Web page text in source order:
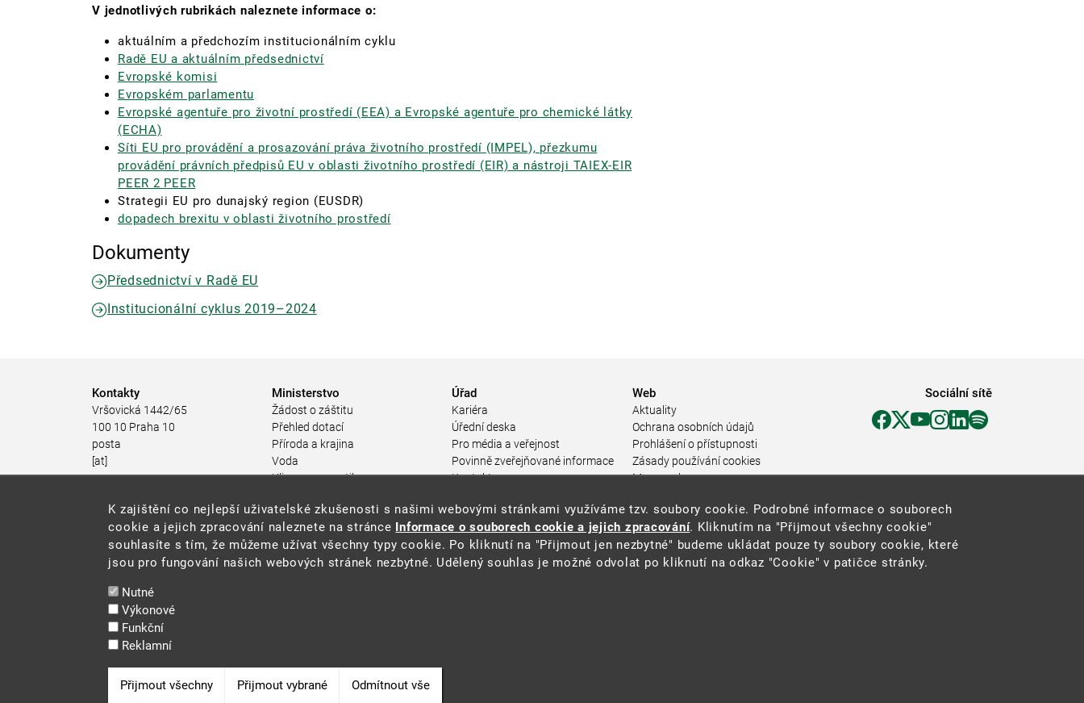
V jednotlivých rubrikách naleznete informace o:
aktuálním a předchozím institucionálním cyklu
Radě EU a aktuálním předsednictví
Evropské komisi
Evropském parlamentu
Evropské agentuře pro životní prostředí (EEA) a Evropské agentuře pro chemické látky
(ECHA)
Síti EU pro provádění a prosazování práva životního prostředí (IMPEL), přezkumu
provádění právních předpisů EU v oblasti životního prostředí (EIR) a nástroji TAIEX-EIR
PEER 2 PEER
Strategii EU pro dunajský region (EUSDR)
dopadech brexitu v oblasti životního prostředí
Dokumenty
Předsednictví v Radě EU
Institucionální cyklus 2019–2024
Kontakty
Vršovická 1442/65
100 10 Praha 10
posta
[at]
mzp.gov.cz
+420 267 121 111
Ministerstvo
Žádost o záštitu
Přehled dotací
Příroda a krajina
Voda
Klima a energetika
Odpadové hospodářství
Rizika pro životní prostředí
Stav životního prostředí
Environmentální nástroje
Úřad
Kariéra
Úřední deska
Pro média a veřejnost
Povinně zveřejňované informace
Kontakty
(PDF, 204 kB)
Web
Aktuality
Ochrana osobních údajů
Prohlášení o přístupnosti
Zásady používání cookies
Mapa webu
Sociální sítě
K zajištění co nejlepší uživatelské zkušenosti s našimi webovými stránkami využíváme tzv. soubory cookie. Podrobné informace o souborech
cookie a jejich zpracování naleznete na stránce Informace o souborech cookie a jejich zpracování. Kliknutím na "Přijmout všechny cookie"
souhlasíte s tím, že můžeme užívat všechny typy cookie. Po kliknutí na "Přijmout jen nezbytné" budeme ukládat pouze ty soubory cookie, které
jsou pro fungování našich webových stránek nezbytné. Udělený souhlas je možné odvolat po kliknutí na odkaz "Cookie" v patičce stránky.
Nutné
Výkonové
Funkční
Reklamní
Přijmout všechny Přijmout vybrané Odmítnout vše